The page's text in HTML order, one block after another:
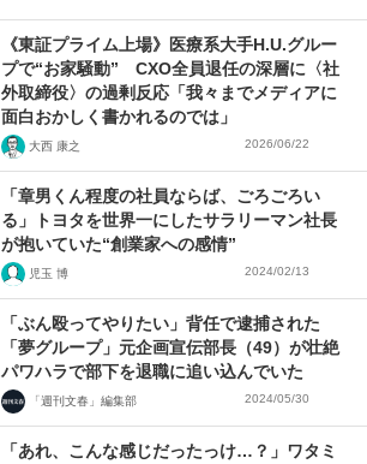
《東証プライム上場》医療系大手H.U.グルー
プで“お家騒動” CXO全員退任の深層に〈社
外取締役〉の過剰反応「我々までメディアに
面白おかしく書かれるのでは」
大西 康之 2026/06/22
「章男くん程度の社員ならば、ごろごろい
る」トヨタを世界一にしたサラリーマン社長
が抱いていた“創業家への感情”
児玉 博 2024/02/13
「ぶん殴ってやりたい」背任で逮捕された
「夢グループ」元企画宣伝部長（49）が壮絶
パワハラで部下を退職に追い込んでいた
「週刊文春」編集部 2024/05/30
「あれ、こんな感じだったっけ…？」ワタミ